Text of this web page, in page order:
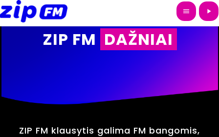
menu play_arrow
ZIP FM DAŽNIAI
ZIP FM klausytis galima FM bangomis,